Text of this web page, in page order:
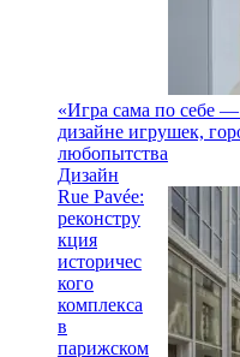
«Игра сама по себе
дизайне игрушек,
любопытства
Дизайн
Rue Pavée:
реконстру
кция
историчес
кого
комплекса
в
парижском